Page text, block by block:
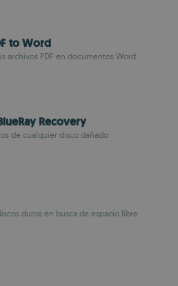
to Word
archivos PDF en documentos Word
Recovery
de cualquier disco dañado
duros en busca de espacio libre